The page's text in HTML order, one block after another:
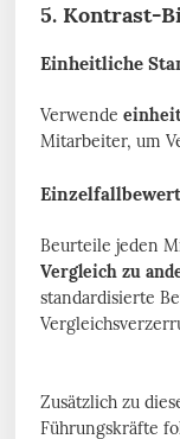
5. Kontrast-
Einheitliche
Verwende
Mitarbeiter, um
Beurteile jeden
Vergleich zu
standardisierte
Zusätzlich zu
Führungskräfte